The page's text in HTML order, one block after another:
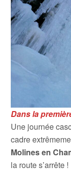
Dans la
Une journée
cadre
Molines en
la route s’arrête !